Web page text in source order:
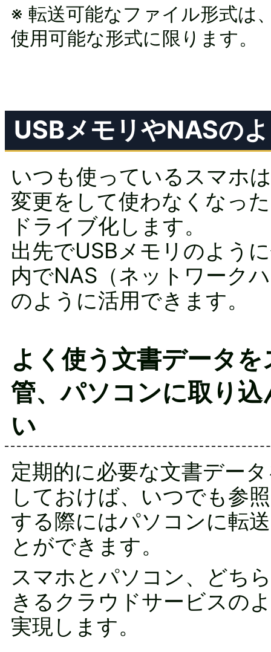
※ 転送可能なファイル形式は
使用可能な形式に限ります。
USBメモリやNASの
いつも使っているスマホ
変更をして使わなくなっ
ドライブ化します。
出先でUSBメモリのよう
内でNAS（ネットワーク
のように活用できます。
よく使う文書データ
管、パソコンに取り
い
定期的に必要な文書デー
しておけば、いつでも参
する際にはパソコンに転
とができます。
スマホとパソコン、どち
きるクラウドサービスの
実現します。